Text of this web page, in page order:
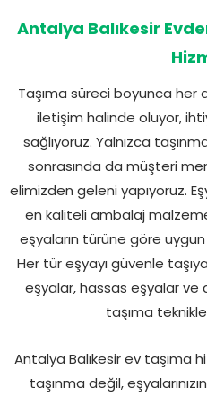
Antalya Balıkesir
Taşıma süreci boyunca
iletişim halinde oluyor,
sağlıyoruz. Yalnızca
sonrasında da müşteri
elimizden geleni yapıyoruz.
en kaliteli ambalaj
eşyaların türüne göre
Her tür eşyayı güvenle
eşyalar, hassas eşyalar ve
taşıma
Antalya Balıkesir ev taşıma
taşınma değil,